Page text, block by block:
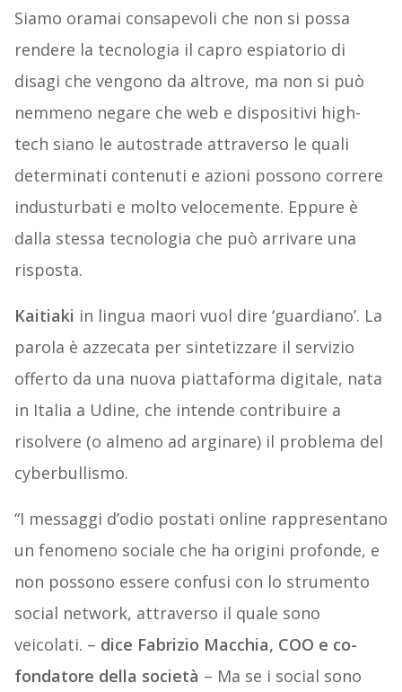
Siamo oramai consapevoli che non si possa
rendere la tecnologia il capro espiatorio di
disagi che vengono da altrove, ma non si può
nemmeno negare che web e dispositivi high-
tech siano le autostrade attraverso le quali
determinati contenuti e azioni possono correre
industurbati e molto velocemente. Eppure è
dalla stessa tecnologia che può arrivare una
risposta.
Kaitiaki in lingua maori vuol dire ‘guardiano’. La
parola è azzecata per sintetizzare il servizio
offerto da una nuova piattaforma digitale, nata
in Italia a Udine, che intende contribuire a
risolvere (o almeno ad arginare) il problema del
cyberbullismo.
“I messaggi d’odio postati online rappresentano
un fenomeno sociale che ha origini profonde, e
non possono essere confusi con lo strumento
social network, attraverso il quale sono
veicolati. – dice Fabrizio Macchia, COO e co-
fondatore della società – Ma se i social sono